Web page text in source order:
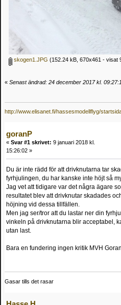
skogen1.JPG (152.24 kB, 670x461 - visat
« Senast ändrad: 24 december 2017 kl.
http://www.elisanet.fi/hassesmodellflyg/
goranP
« Svar #1 skrivet: 9 januari 2018 kl.
15:26:02 »
Du är inte rädd för att drivknutarna tar
fyrhjulingen, du har kanske inte höjt så
Jag vet att tidigare var det några ägare
resultatet blev att drivknutar skadades
höjning vid dessa tillfällen.
Men jag ser/tror att du lastar ner din
vinkeln på drivknutarna blir acceptabel,
utan last.
Bara en fundering ingen kritik MVH
Gasar tills det rasar